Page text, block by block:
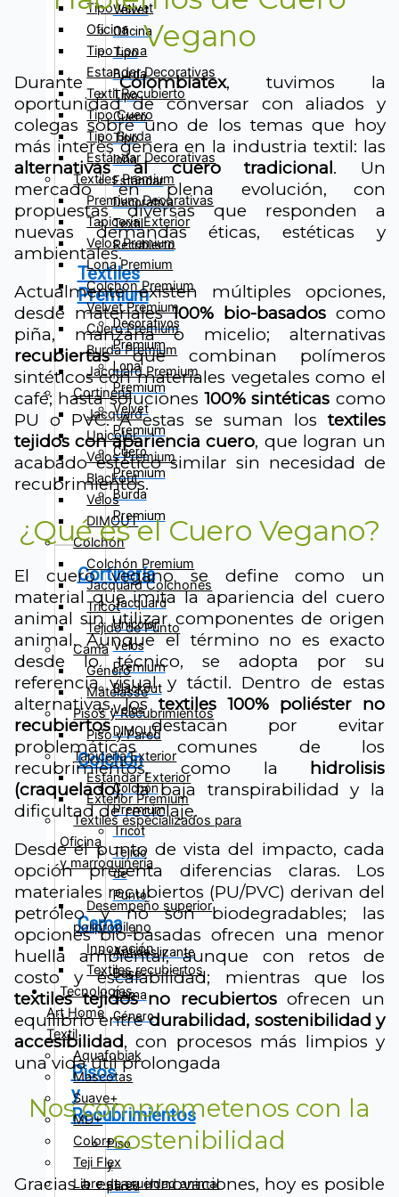
Velvet
Oficina
Tipo
Burda
Tipo
Cuero
Tipo
lona
Estándar
Decorativa
Textil
Recubierto
Textiles
Premium
Decorativos
Premium
Lona
Premium
Velvet
Premium
Cuero
Premium
Burda
Premium
Cortinería
Jacquard
Unicolor
Velos
Premium
Blackout
Velos
DIMOUT
Colchón
Colchón
Premium
Tricot
Tejido
de
Punto
Cama
Antideslizante
Base
Cama
Género
Pisos
y
Recubrimientos
Piso
y
pared
Tipo Velvet
Oficina
Tipo Lona
Estandar Decorativas
Textil Recubierto
Tipo Cuero
Tipo Burda
Estándar Decorativas
Textiles Premium
Premium Decorativas
Tapicería Exterior
Velos Premium
Lona Premium
Colchón Premium
Velvet Premium
Cuero Premium
Burda Premium
Jacquard Premium
Cortinería
Jacquard
Unicolor
Velos Premium
Blackout
Velos
DIMOUT
Colchón
Colchón Premium
Jacquard Colchones
Tricot
Tejido de Punto
Cama
Género
Matelasse
Pisos y Recubrimientos
Piso y Pared
Tapicería Exterior
Estándar Exterior
Exterior Premium
Textiles especializados para
Oficina
y marroquinería
Desempeño superior
polipropileno
Innovación
Textiles recubiertos
Tecnologías
Art Home
Textil
Aquafobiak
Mascotas
Suave+
MD+
Color+
Teji Flex
Libre de crueldad animal
Vegano
DuranteColombiatex, tuvimos la
oportunidad de conversar con aliados y
colegas sobre uno de los temas que hoy
más interés genera en la industria textil: las
alternativas al cuero tradicional. Un
mercado en plena evolución, con
propuestas diversas que responden a
nuevas demandas éticas, estéticas y
ambientales.
Actualmente existen múltiples opciones,
desde materiales100% bio-basados como
piña, manzana o micelio; alternativas
recubiertasque combinan polímeros
sintéticos con materiales vegetales como el
café; hasta soluciones100% sintéticas como
PU o PVC. A estas se suman los textiles
tejidos con apariencia cuero, que logran un
acabado estético similar sin necesidad de
recubrimientos.
¿Qué es el Cuero Vegano?
El cuero vegano se define como un
material que imita la apariencia del cuero
animal sin utilizar componentes de origen
animal. Aunque el término no es exacto
desde lo técnico, se adopta por su
referencia visual y táctil. Dentro de estas
alternativas, los textiles 100% poliéster no
recubiertosdestacan por evitar
problemáticas comunes de los
recubrimientos, como la hidrolisis
(craquelado), la baja transpirabilidad y la
dificultad de reciclaje.
Desde el punto de vista del impacto, cada
opción presenta diferencias claras. Los
materiales recubiertos (PU/PVC) derivan del
petróleo y no son biodegradables; las
opciones bio-basadas ofrecen una menor
huella ambiental, aunque con retos de
costo y escalabilidad; mientras que los
textiles tejidos no recubiertosofrecen un
equilibrio entredurabilidad, sostenibilidad y
accesibilidad, con procesos más limpios y
una vida útil prolongada
Nos comprometenos con la
sostenibilidad
Gracias a estas innovaciones, hoy es posible